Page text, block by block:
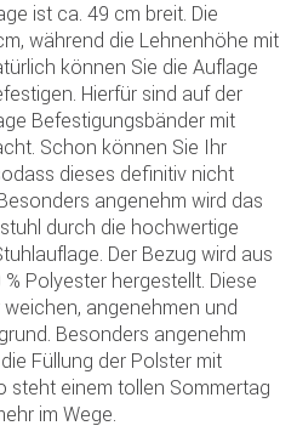
ist ca. 49 cm breit. Die
während die Lehnenhöhe mit
können Sie die Auflage
Hierfür sind auf der
Befestigungsbänder mit
Schon können Sie Ihr
dieses definitiv nicht
angenehm wird das
durch die hochwertige
Der Bezug wird aus
Polyester hergestellt. Diese
angenehmen und
Besonders angenehm
Füllung der Polster mit
steht einem tollen Sommertag
im Wege.